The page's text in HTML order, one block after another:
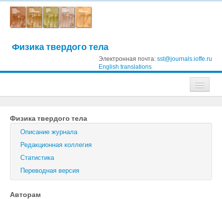
Физика твердого тела
Электронная почта: sst@journals.ioffe.ru
English translations
Журнал технической физики
Письма в Журнал технической физики
Физика твердого тела
Физика и техника полупроводников
Физика твердого тела
Описание журнала
Редакционная коллегия
Статистика
Переводная версия
Авторам